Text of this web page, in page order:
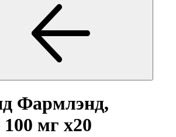
Фармлэнд,
100 мг x20